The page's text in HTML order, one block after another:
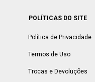
POLÍTICAS DO SITE
Política de Privacidade
Termos de Uso
Trocas e Devoluções